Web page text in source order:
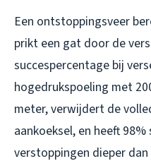
Een ontstoppingsveer
prikt een gat door de
succespercentage bij
hogedrukspoeling met
meter, verwijdert de
aankoeksel, en heeft
verstoppingen dieper